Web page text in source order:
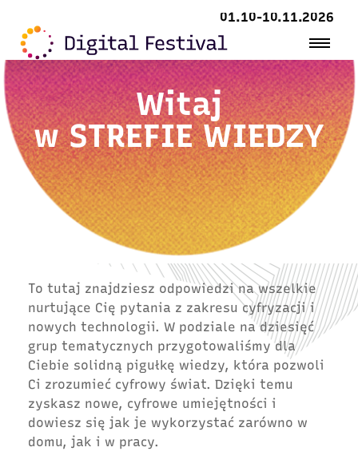
01.10-10.11.2026
Witaj
wSTREFIE WIEDZY
To tutaj znajdziesz odpowiedzi na wszelkie
nurtujące Cię pytania z zakresu cyfryzacji i
nowych technologii. W podziale na dziesięć
grup tematycznych przygotowaliśmy dla
Ciebie solidną pigułkę wiedzy, która pozwoli
Ci zrozumieć cyfrowy świat. Dzięki temu
zyskasz nowe, cyfrowe umiejętności i
dowiesz się jak je wykorzystać zarówno w
domu, jak i w pracy.